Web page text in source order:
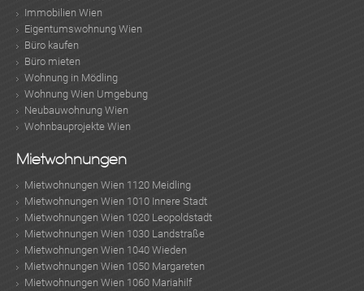
Immobilien Wien
Eigentumswohnung Wien
Büro kaufen
Büro mieten
Wohnung in Mödling
Wohnung Wien Umgebung
Neubauwohnung Wien
Wohnbauprojekte Wien
Mietwohnungen
Mietwohnungen Wien 1120 Meidling
Mietwohnungen Wien 1010 Innere Stadt
Mietwohnungen Wien 1020 Leopoldstadt
Mietwohnungen Wien 1030 Landstraße
Mietwohnungen Wien 1040 Wieden
Mietwohnungen Wien 1050 Margareten
Mietwohnungen Wien 1060 Mariahilf